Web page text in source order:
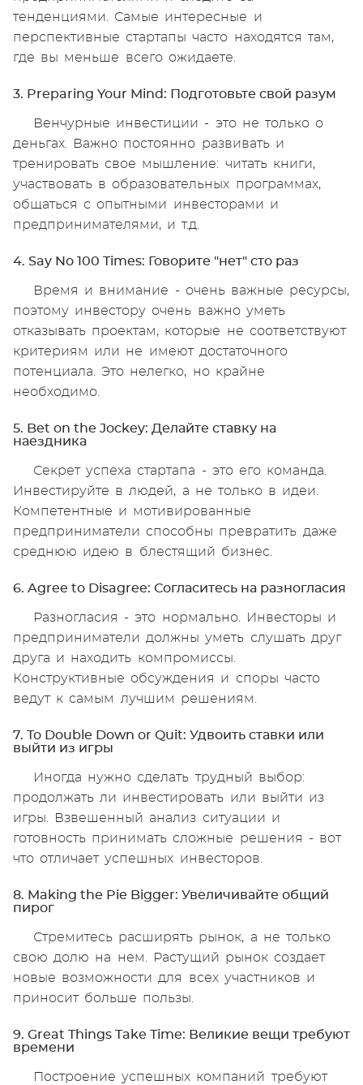
тенденциями. Самые интересные и
перспективные стартапы часто находятся там,
где вы меньше всего ожидаете.
3. Preparing Your Mind: Подготовьте свой разум
Венчурные инвестиции - это не только о
деньгах. Важно постоянно развивать и
тренировать свое мышление: читать книги,
участвовать в образовательных программах,
общаться с опытными инвесторами и
предпринимателями, и т.д.
4. Say No 100 Times: Говорите "нет" сто раз
Время и внимание - очень важные ресурсы,
поэтому инвестору очень важно уметь
отказывать проектам, которые не соответствуют
критериям или не имеют достаточного
потенциала. Это нелегко, но крайне
необходимо.
5. Bet on the Jockey: Делайте ставку на
наездника
Секрет успеха стартапа - это его команда.
Инвестируйте в людей, а не только в идеи.
Компетентные и мотивированные
предприниматели способны превратить даже
среднюю идею в блестящий бизнес.
6. Agree to Disagree: Согласитесь на разногласия
Разногласия - это нормально. Инвесторы и
предприниматели должны уметь слушать друг
друга и находить компромиссы.
Конструктивные обсуждения и споры часто
ведут к самым лучшим решениям.
7. To Double Down or Quit: Удвоить ставки или
выйти из игры
Иногда нужно сделать трудный выбор:
продолжать ли инвестировать или выйти из
игры. Взвешенный анализ ситуации и
готовность принимать сложные решения - вот
что отличает успешных инвесторов.
8. Making the Pie Bigger: Увеличивайте общий
пирог
Стремитесь расширять рынок, а не только
свою долю на нем. Растущий рынок создает
новые возможности для всех участников и
приносит больше пользы.
9. Great Things Take Time: Великие вещи требуют
времени
Построение успешных компаний требуют